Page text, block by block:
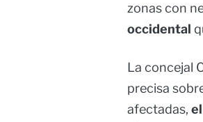
zonas con
occidental
La concejal
precisa
afectadas,